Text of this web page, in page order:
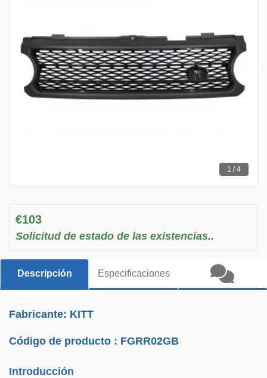
1 / 4
€103
Solicitud de estado de las existencias..
Descripción Especificaciones
Fabricante: KITT
Código de producto : FGRR02GB
Introducción